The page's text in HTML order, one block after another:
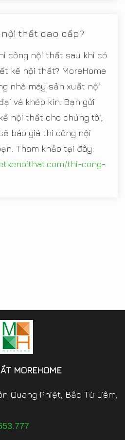
thất cao cấp?
công nội thất sau khi có
kế nội thất? MoreHome
nhà máy sản xuất nội
và khép kín. Bạn gửi
nội thất cho chúng tôi,
báo giá thi công nội
Tham khảo tại đây:
thi-cong-
MOREHOME
Quang Phiệt, Bắc Từ Liêm,